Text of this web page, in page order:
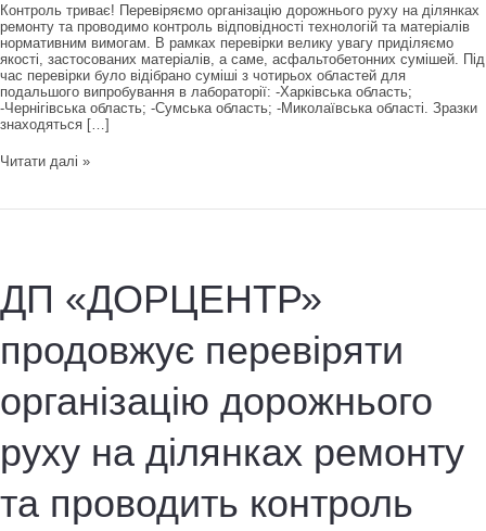
Контроль триває! Перевіряємо організацію дорожнього руху на ділянках
ремонту та проводимо контроль відповідності технологій та матеріалів
нормативним вимогам. В рамках перевірки велику увагу приділяємо
якості, застосованих матеріалів, а саме, асфальтобетонних сумішей. Під
час перевірки було відібрано суміші з чотирьох областей для
подальшого випробування в лабораторії: -Харківська область;
-Чернігівська область; -Сумська область; -Миколаївська області. Зразки
знаходяться […]
Контроль
Читати далі »
ДП «ДОРЦЕНТР»
продовжує перевіряти
організацію дорожнього
руху на ділянках ремонту
та проводить контроль